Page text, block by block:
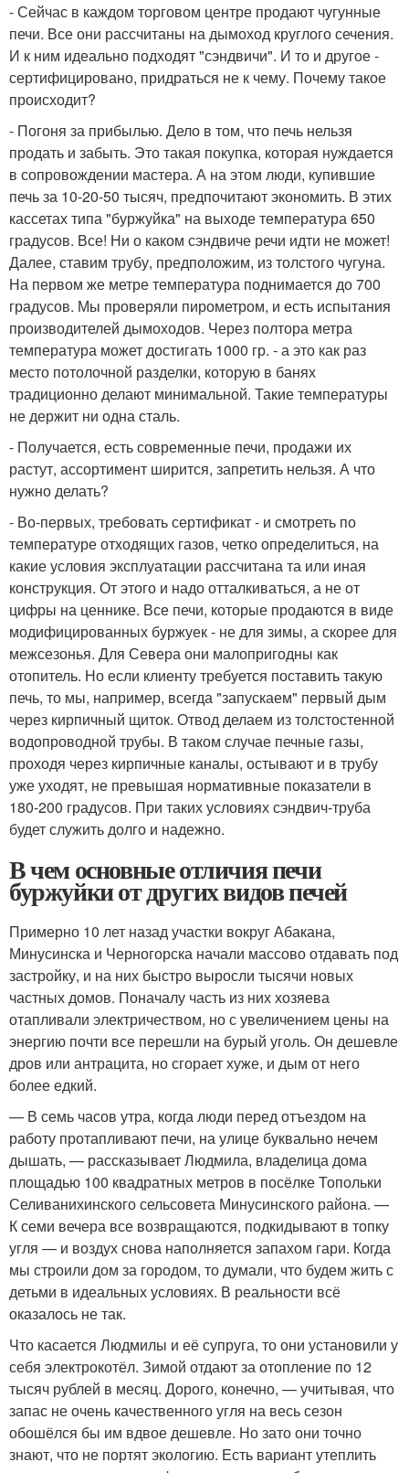
- Сейчас в каждом торговом центре продают чугунные
печи. Все они рассчитаны на дымоход круглого сечения.
И к ним идеально подходят "сэндвичи". И то и другое -
сертифицировано, придраться не к чему. Почему такое
происходит?
- Погоня за прибылью. Дело в том, что печь нельзя
продать и забыть. Это такая покупка, которая нуждается
в сопровождении мастера. А на этом люди, купившие
печь за 10-20-50 тысяч, предпочитают экономить. В этих
кассетах типа "буржуйка" на выходе температура 650
градусов. Все! Ни о каком сэндвиче речи идти не может!
Далее, ставим трубу, предположим, из толстого чугуна.
На первом же метре температура поднимается до 700
градусов. Мы проверяли пирометром, и есть испытания
производителей дымоходов. Через полтора метра
температура может достигать 1000 гр. - а это как раз
место потолочной разделки, которую в банях
традиционно делают минимальной. Такие температуры
не держит ни одна сталь.
- Получается, есть современные печи, продажи их
растут, ассортимент ширится, запретить нельзя. А что
нужно делать?
- Во-первых, требовать сертификат - и смотреть по
температуре отходящих газов, четко определиться, на
какие условия эксплуатации рассчитана та или иная
конструкция. От этого и надо отталкиваться, а не от
цифры на ценнике. Все печи, которые продаются в виде
модифицированных буржуек - не для зимы, а скорее для
межсезонья. Для Севера они малопригодны как
отопитель. Но если клиенту требуется поставить такую
печь, то мы, например, всегда "запускаем" первый дым
через кирпичный щиток. Отвод делаем из толстостенной
водопроводной трубы. В таком случае печные газы,
проходя через кирпичные каналы, остывают и в трубу
уже уходят, не превышая нормативные показатели в
180-200 градусов. При таких условиях сэндвич-труба
будет служить долго и надежно.
В чем основные отличия печи
буржуйки от других видов печей
Примерно 10 лет назад участки вокруг Абакана,
Минусинска и Черногорска начали массово отдавать под
застройку, и на них быстро выросли тысячи новых
частных домов. Поначалу часть из них хозяева
отапливали электричеством, но с увеличением цены на
энергию почти все перешли на бурый уголь. Он дешевле
дров или антрацита, но сгорает хуже, и дым от него
более едкий.
— В семь часов утра, когда люди перед отъездом на
работу протапливают печи, на улице буквально нечем
дышать, — рассказывает Людмила, владелица дома
площадью 100 квадратных метров в посёлке Топольки
Селиванихинского сельсовета Минусинского района. —
К семи вечера все возвращаются, подкидывают в топку
угля — и воздух снова наполняется запахом гари. Когда
мы строили дом за городом, то думали, что будем жить с
детьми в идеальных условиях. В реальности всё
оказалось не так.
Что касается Людмилы и её супруга, то они установили у
себя электрокотёл. Зимой отдают за отопление по 12
тысяч рублей в месяц. Дорого, конечно, — учитывая, что
запас не очень качественного угля на весь сезон
обошёлся бы им вдвое дешевле. Но зато они точно
знают, что не портят экологию. Есть вариант утеплить